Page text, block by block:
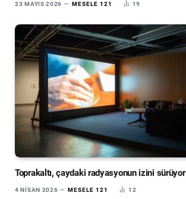
23 MAYIS 2026 MESELE 121 19
Toprakaltı, çaydaki radyasyonun izini sürüyor
4 NISAN 2026 MESELE 121 12